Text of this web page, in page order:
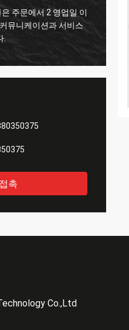
주문에서 2 영업일 이
뮤니케이션과 서비스
.
접촉
Co.,Ltd